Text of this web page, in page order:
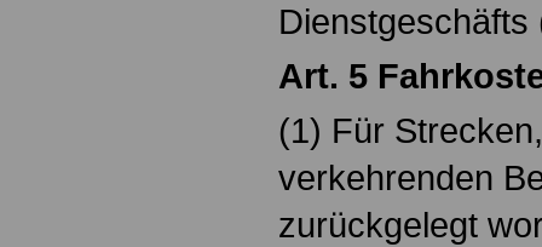
Dienstgeschäfts
Art. 5
(1) Für
verkehrenden
zurückgelegt